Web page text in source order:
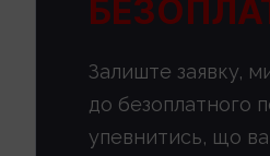
Залиште заявку,
до безоплатного
упевнитись, що